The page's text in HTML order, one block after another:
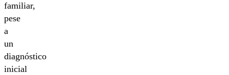
familiar,
pese
a
un
diagnóstico
inicial